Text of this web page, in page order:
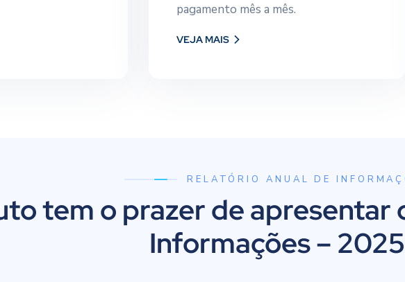
pagamento mês a mês.
VEJA MAIS
RELATÓRIO ANUAL DE
tem o prazer de apresentar
Informações – 2025